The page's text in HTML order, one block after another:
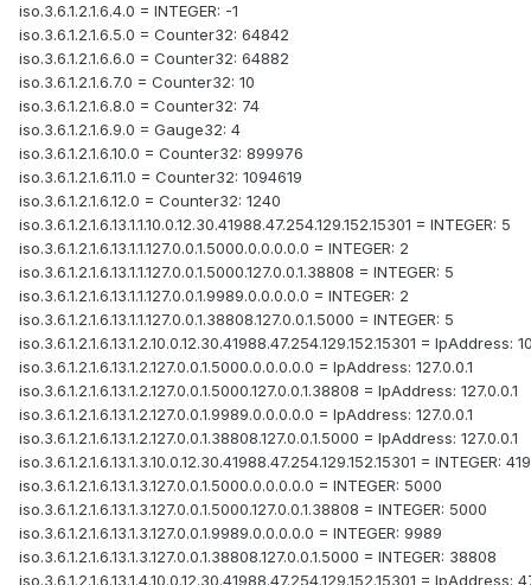
iso.3.6.1.2.1.6.4.0 = INTEGER: -1
iso.3.6.1.2.1.6.5.0 = Counter32: 64842
iso.3.6.1.2.1.6.6.0 = Counter32: 64882
iso.3.6.1.2.1.6.7.0 = Counter32: 10
iso.3.6.1.2.1.6.8.0 = Counter32: 74
iso.3.6.1.2.1.6.9.0 = Gauge32: 4
iso.3.6.1.2.1.6.10.0 = Counter32: 899976
iso.3.6.1.2.1.6.11.0 = Counter32: 1094619
iso.3.6.1.2.1.6.12.0 = Counter32: 1240
iso.3.6.1.2.1.6.13.1.1.10.0.12.30.41988.47.254.129.152.15301 = INTEGER: 5
iso.3.6.1.2.1.6.13.1.1.127.0.0.1.5000.0.0.0.0.0 = INTEGER: 2
iso.3.6.1.2.1.6.13.1.1.127.0.0.1.5000.127.0.0.1.38808 = INTEGER: 5
iso.3.6.1.2.1.6.13.1.1.127.0.0.1.9989.0.0.0.0.0 = INTEGER: 2
iso.3.6.1.2.1.6.13.1.1.127.0.0.1.38808.127.0.0.1.5000 = INTEGER: 5
iso.3.6.1.2.1.6.13.1.2.10.0.12.30.41988.47.254.129.152.15301 = IpAddress:
iso.3.6.1.2.1.6.13.1.2.127.0.0.1.5000.0.0.0.0.0 = IpAddress: 127.0.0.1
iso.3.6.1.2.1.6.13.1.2.127.0.0.1.5000.127.0.0.1.38808 = IpAddress: 127.0.0.1
iso.3.6.1.2.1.6.13.1.2.127.0.0.1.9989.0.0.0.0.0 = IpAddress: 127.0.0.1
iso.3.6.1.2.1.6.13.1.2.127.0.0.1.38808.127.0.0.1.5000 = IpAddress: 127.0.0.1
iso.3.6.1.2.1.6.13.1.3.10.0.12.30.41988.47.254.129.152.15301 = INTEGER:
iso.3.6.1.2.1.6.13.1.3.127.0.0.1.5000.0.0.0.0.0 = INTEGER: 5000
iso.3.6.1.2.1.6.13.1.3.127.0.0.1.5000.127.0.0.1.38808 = INTEGER: 5000
iso.3.6.1.2.1.6.13.1.3.127.0.0.1.9989.0.0.0.0.0 = INTEGER: 9989
iso.3.6.1.2.1.6.13.1.3.127.0.0.1.38808.127.0.0.1.5000 = INTEGER: 38808
iso.3.6.1.2.1.6.13.1.4.10.0.12.30.41988.47.254.129.152.15301 = IpAddress: